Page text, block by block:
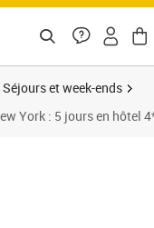
Séjours et week-ends
York : 5 jours en